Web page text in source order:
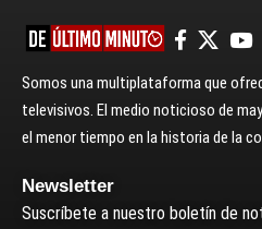
Somos una multiplataforma que
televisivos. El medio noticioso de
el menor tiempo en la historia de la
Newsletter
Suscríbete a nuestro boletín de